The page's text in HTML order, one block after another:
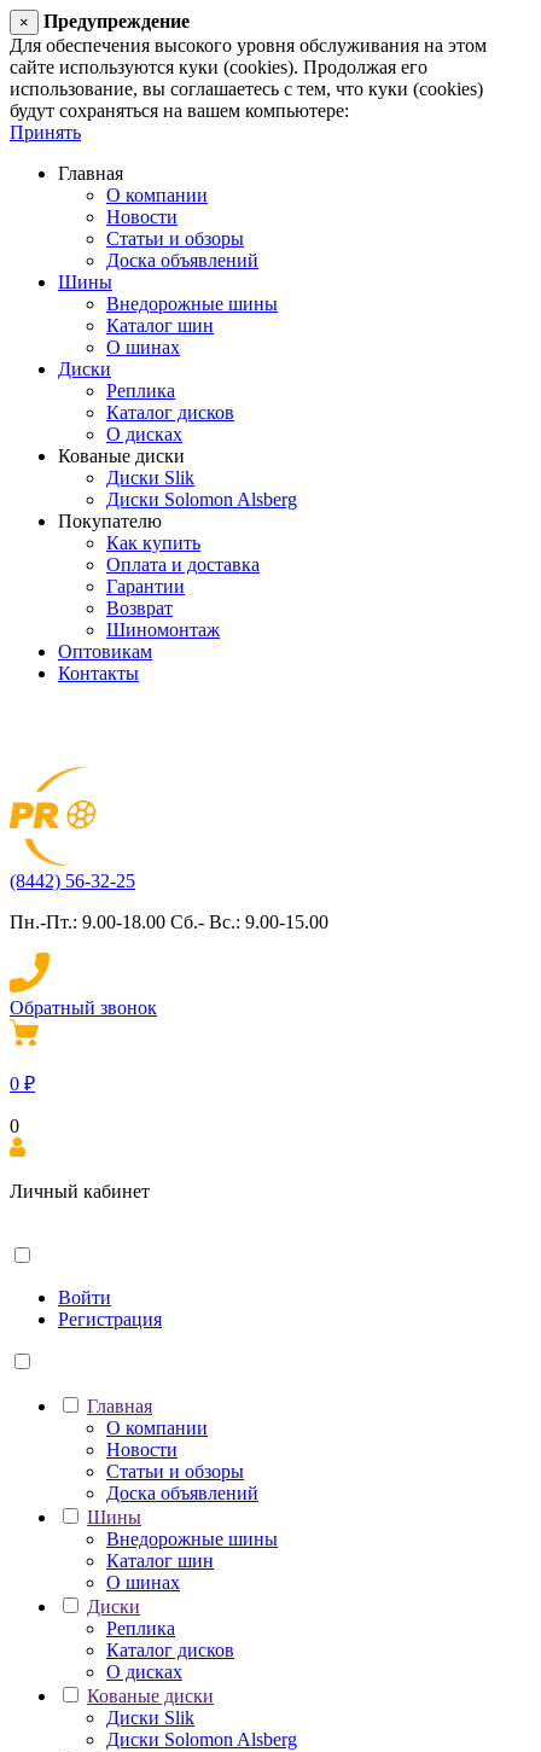
×
Предупреждение
Для обеспечения высокого уровня обслуживания на этом
сайте используются куки (cookies). Продолжая его
использование, вы соглашаетесь с тем, что куки (cookies)
будут сохраняться на вашем компьютере:
Принять
Главная
О компании
Новости
Статьи и обзоры
Доска объявлений
Шины
Внедорожные шины
Каталог шин
О шинах
Диски
Реплика
Каталог дисков
О дисках
Кованые диски
Диски Slik
Диски Solomon Alsberg
Покупателю
Как купить
Оплата и доставка
Гарантии
Возврат
Шиномонтаж
Оптовикам
Контакты
(8442) 56-32-25
Пн.-Пт.: 9.00-18.00 Сб.- Вс.: 9.00-15.00
Обратный звонок
0 ₽
0
Личный кабинет
Войти
Регистрация
Главная
О компании
Новости
Статьи и обзоры
Доска объявлений
Шины
Внедорожные шины
Каталог шин
О шинах
Диски
Реплика
Каталог дисков
О дисках
Кованые диски
Диски Slik
Диски Solomon Alsberg